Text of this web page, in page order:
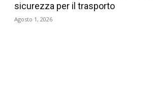
sicurezza per il trasporto
Agosto 1, 2026